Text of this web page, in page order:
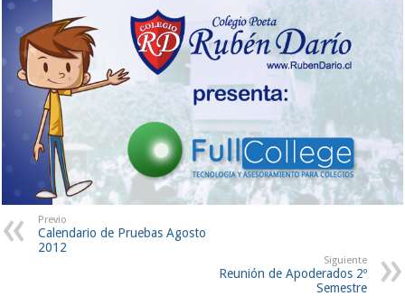
Previo
Calendario de Pruebas Agosto
2012
Siguiente
Reunión de Apoderados 2º
Semestre